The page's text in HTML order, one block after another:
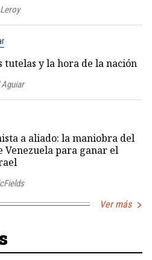
tutelas y la hora de la nación
a aliado: la maniobra del
Venezuela para ganar el
Ver más